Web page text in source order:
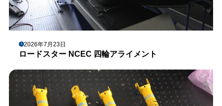
2026年7月23日
ロードスター NCEC 四輪アライメント